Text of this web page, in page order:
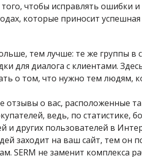
чтобы исправлять ошибки
которые приносит
тем лучше: те же группы в
для диалога с клиентами.
о том, что нужно тем людям,
отзывы о вас, расположенные
ведь, по статистике,
других пользователей в
заходит на ваш сайт, тем он
SERM не заменит комплекса